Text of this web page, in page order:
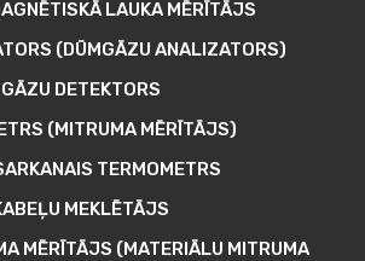
LAUKA MĒRĪTĀJS
(DŪMGĀZU ANALIZATORS)
GĀZU DETEKTORS
(MITRUMA MĒRĪTĀJS)
TERMOMETRS
MEKLĒTĀJS
MĒRĪTĀJS (MATERIĀLU MITRUMA